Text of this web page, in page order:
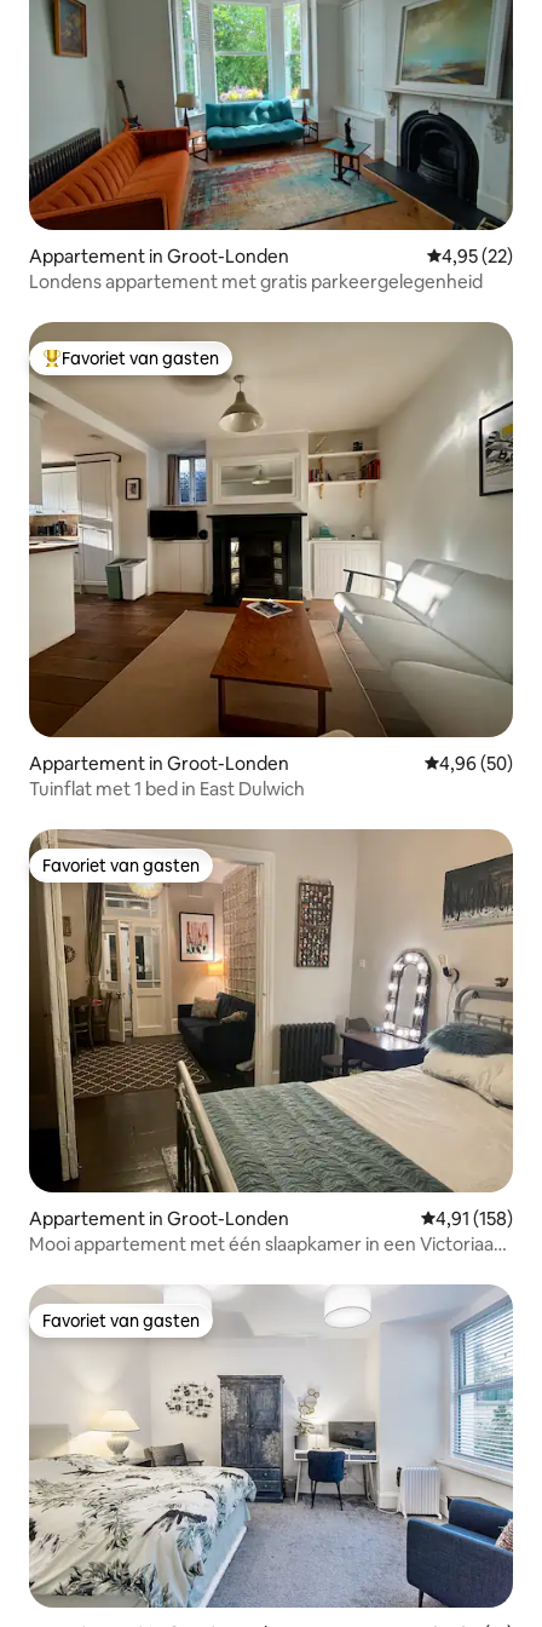
Appartement in Groot-Londen Gemiddelde
4,95 (22)
Londens appartement met gratis parkeergelegenheid
Topfavoriet van gasten
Favoriet van gasten
Appartement in Groot-Londen Gemiddelde
4,96 (50)
Tuinflat met 1 bed in East Dulwich
Favoriet van gasten
Favoriet van gasten
Appartement in Groot-Londen Gemiddelde
4,91 (158)
Mooi appartement met één slaapkamer in een Victoriaans
Favoriet van gasten
Favoriet van gasten